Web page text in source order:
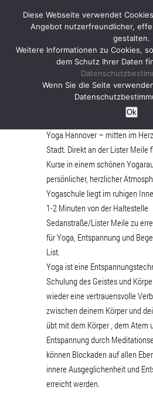
Yoga
Yoga Hannover – mitten im
Stadt. Direkt an der Lister Meile
Kurse in einem schönen
persönlicher, herzlicher
Yogaschule liegt im ruhigen
1-2 Minuten von der Haltestelle
Sedanstraße/Lister Meile zu
für Yoga, Entspannung und
List.
Yoga ist eine
Schulung des Geistes und
wieder eine vertrauensvolle
zwischen deinem Körper und
übt mit dem Körper , dem Atem
Entspannung durch
können Blockaden auf allen
innere Ausgeglichenheit und
erreicht werden.
Diese Webseite verwendet
Angebot nutzerfreundlicher,
gestalten.
Weitere Informationen zu Cookies,
dem Schutz Ihrer Daten
Wenn Sie die Seite
Ok